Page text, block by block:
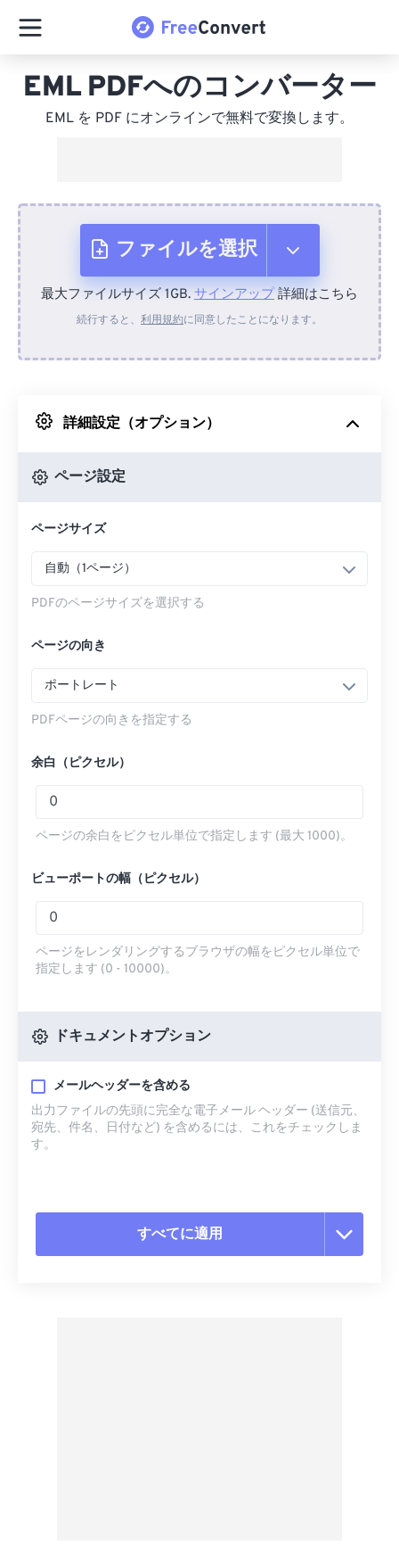
EML PDFへのコンバーター
EML を PDF にオンラインで無料で変換します。
ファイルを選択
デバイスから
Googleドライブから
最大ファイルサイズ 1GB. サインアップ詳細はこちら
続行すると、 利用規約に同意したことになります。
詳細設定（オプション）
ページ設定
ページサイズ
自動（1ページ）
PDFのページサイズを選択する
ページの向き
ポートレート
PDFページの向きを指定する
余白（ピクセル）
ページの余白をピクセル単位で指定します (最大 1000)。
ビューポートの幅（ピクセル）
ページをレンダリングするブラウザの幅をピクセル単位で
指定します (0 - 10000)。
ドキュメントオプション
メールヘッダーを含める
出力ファイルの先頭に完全な電子メール ヘッダー (送信元、
宛先、件名、日付など) を含めるには、これをチェックしま
す。
すべてに適用